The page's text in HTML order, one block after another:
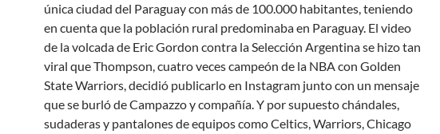
única ciudad del Paraguay con más de 100.000 habitantes, teniendo
en cuenta que la población rural predominaba en Paraguay. El video
de la volcada de Eric Gordon contra la Selección Argentina se hizo tan
viral que Thompson, cuatro veces campeón de la NBA con Golden
State Warriors, decidió publicarlo en Instagram junto con un mensaje
que se burló de Campazzo y compañía. Y por supuesto chándales,
sudaderas y pantalones de equipos como Celtics, Warriors, Chicago